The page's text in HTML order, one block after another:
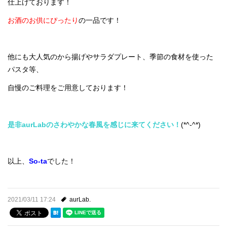
仕上げております！
お酒のお供にぴったりの一品です！
他にも大人気のから揚げやサラダプレート、季節の食材を使った
パスタ等、
自慢のご料理をご用意しております！
是非aurLabのさわやかな春風を感じに来てください！ (*^-^*)
以上、 So-taでした！
2021/03/11 17:24 aurLab.